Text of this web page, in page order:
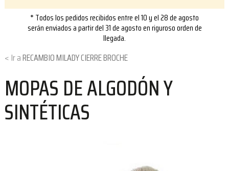
* Todos los pedidos recibidos entre el 10 y el 28 de agosto
serán enviados a partir del 31 de agosto en riguroso orden de
llegada.
RECAMBIO MILADY CIERRE BROCHE
MOPAS DE ALGODÓN Y
SINTÉTICAS